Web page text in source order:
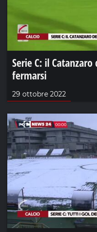
Serie C: il
fermarsi
29 ottobre 2022